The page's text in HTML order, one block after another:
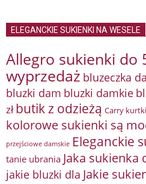
ELEGANCKIE SUKIENKI NA WESELE
Allegro sukienki do
wyprzedaż bluzeczka
bluzki dam bluzki damkie
zł butik z odzieżą Carry
kolorowe sukienki są
przejściowe damskie Eleganckie
tanie ubrania Jaka sukienka
jakie bluzki dla Jakie